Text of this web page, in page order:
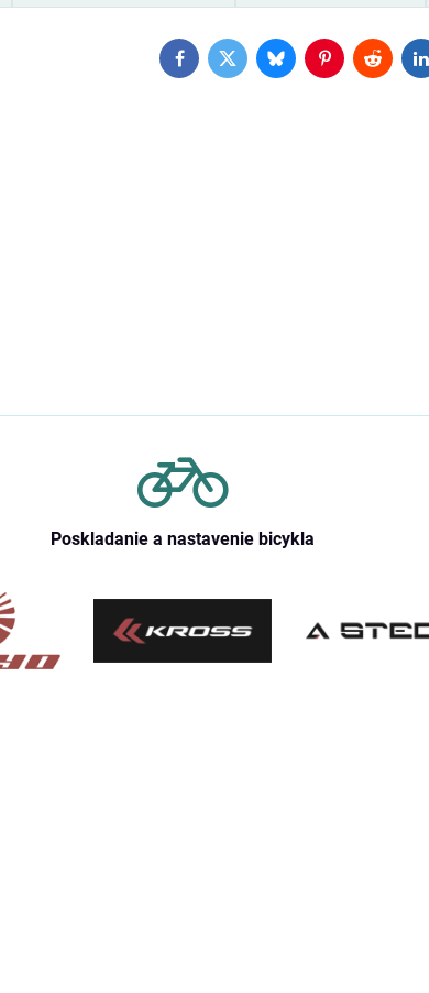
FacebookTwitterBlueskyPinterestReddit
Poskladanie a nastavenie bicykla